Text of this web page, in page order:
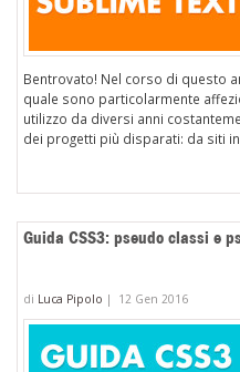
Bentrovato! Nel corso di questo
quale sono particolarmente
utilizzo da diversi anni
dei progetti più disparati: da siti in
Guida CSS3: pseudo classi e
di Luca Pipolo | 12 Gen 2016